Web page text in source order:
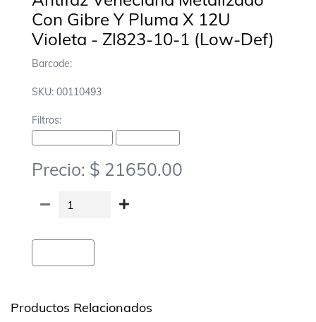
Con Gibre Y Pluma X 12U
Violeta - Zl823-10-1 (Low-Def)
Barcode:
SKU: 00110493
Filtros:
Precio: $ 21650.00
Productos Relacionados